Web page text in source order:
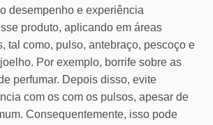
desempenho e experiência
produto, aplicando em áreas
tal como, pulso, antebraço, pescoço e
Por exemplo, borrife sobre as
perfumar. Depois disso, evite
com os com os pulsos, apesar de
Consequentemente, isso pode